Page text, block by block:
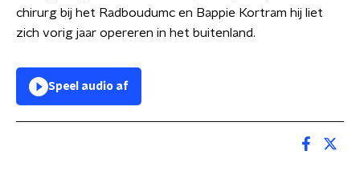
chirurg bij het Radboudumc en Bappie Kortram hij liet
zich vorig jaar opereren in het buitenland.
Speel audio af